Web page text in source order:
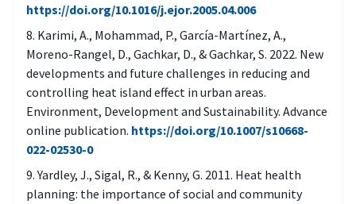
Onko julkisten tilojen, kuten sosiaali‐ ja
terveyshuollon laitosten jäähdytystarvetta
kartoitettu esimerkiksi rakennuksen
energiakatselmuksen/kuntoarvion
yhteydessä?
Onko suunnittelussa huomioitu
siniviherverkoston/-rakenteiden
saavutettavuus, niiden viilentävä vaikutus
ja varjot?
https://doi.org/10.1016/j.ejor.2005.04.006
Karimi, A., Mohammad, P., García-Martínez, A.,
Moreno-Rangel, D., Gachkar, D., & Gachkar, S. 2022. New
developments and future challenges in reducing and
controlling heat island effect in urban areas.
Environment, Development and Sustainability. Advance
online publication. https://doi.org/10.1007/s10668-
022-02530-0
Yardley, J., Sigal, R., & Kenny, G. 2011. Heat health
planning: the importance of social and community